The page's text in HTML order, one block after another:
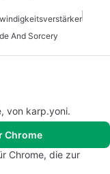
And Sorcery
von karp.yoni.
Chrome
Chrome, die zur